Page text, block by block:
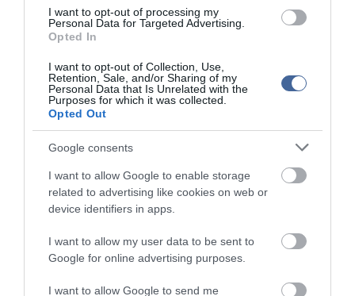
I want to opt-out of processing my
Personal Data for Targeted Advertising.
Opted In
I want to opt-out of Collection, Use,
Retention, Sale, and/or Sharing of my
Personal Data that Is Unrelated with the
Purposes for which it was collected.
Opted Out
Google consents
I want to allow Google to enable storage
related to advertising like cookies on web or
device identifiers in apps.
I want to allow my user data to be sent to
Google for online advertising purposes.
I want to allow Google to send me
Az NFC-támogatást élvező Samsung Galaxy S III lesz a XXX.
Londoni Nyári Olimpiai Játékok hivatalos telefonja. A Samsung
mindhárom mobilszolgáltatónál, valamint kártyafüggetlenül is.
Új taggal bővül a Samsung Galaxy Tab család
A Samsung is bemutatta új okostelefonját